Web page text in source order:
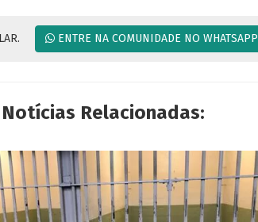
ENTRE NA COMUNIDADE NO WHATSAPP
Notícias Relacionadas: